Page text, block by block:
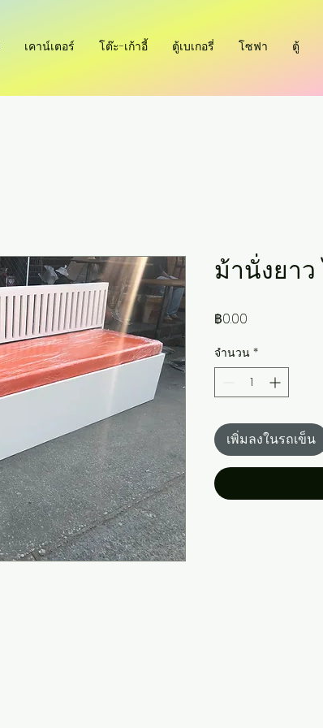
เคาน์เตอร์ โต๊ะ-เก้าอี้ ตู้เบเกอรี่ โซฟา ตู้
ม้านั่งยาว
฿0.00
จำนวน *
เพิ่มลงในรถเข็น